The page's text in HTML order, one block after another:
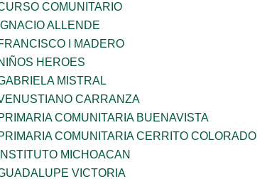
COMUNITARIO
IGNACIO ALLENDE
I MADERO
HEROES
MISTRAL
CARRANZA
COMUNITARIA BUENAVISTA
COMUNITARIA CERRITO COLORADO
INSTITUTO MICHOACAN
VICTORIA